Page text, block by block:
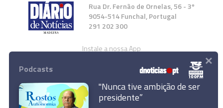
Rua Dr. Fernão de Ornelas, 56 - 3º
9054-514 Funchal, Portugal
291 202 300
Instale a nossa App
Podcasts
"Nunca tive ambição de ser
presidente”
×